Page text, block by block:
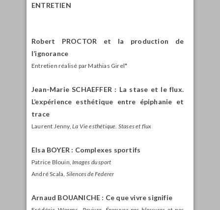
ENTRETIEN
Robert PROCTOR et la production de
l’ignorance
Entretien réalisé par Mathias Girel*
Jean-Marie SCHAEFFER : La stase et le flux.
L’expérience esthétique entre épiphanie et
trace
Laurent Jenny, La Vie esthétique. Stases et flux
Elsa BOYER : Complexes sportifs
Patrice Blouin, Images du sport
André Scala, Silences de Federer
Arnaud BOUANICHE : Ce que vivre signifie